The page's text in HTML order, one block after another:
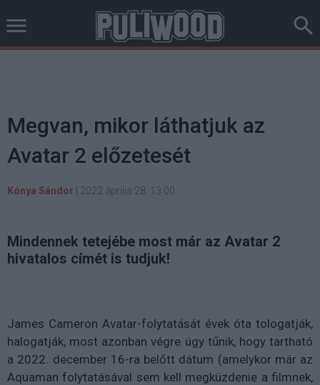
Megvan, mikor láthatjuk az
Avatar 2 előzetesét
Kónya Sándor 2022 április 28. 13:00
Mindennek tetejébe most már az Avatar 2
hivatalos címét is tudjuk!
James Cameron Avatar-folytatását évek óta tologatják,
halogatják, most azonban végre úgy tűnik, hogy tartható
a 2022. december 16-ra belőtt dátum (amelykor már az
Aquaman folytatásával sem kell megküzdenie a filmnek,